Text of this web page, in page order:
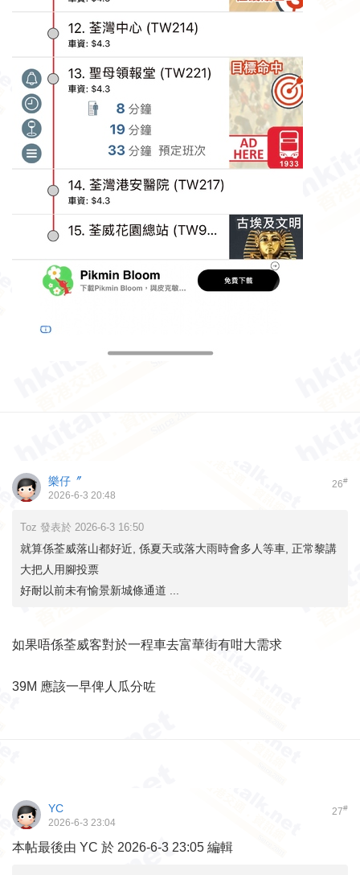
26#
樂仔〞
2026-6-3 20:48
Toz 發表於 2026-6-3 16:50
就算係荃威落山都好近, 係夏天或落大雨時會多人等車, 正常黎講
大把人用腳投票
好耐以前未有愉景新城條通道 ...
如果唔係荃威客對於一程車去富華街有咁大需求
39M 應該一早俾人瓜分咗
27#
YC
2026-6-3 23:04
本帖最後由 YC 於 2026-6-3 23:05 編輯